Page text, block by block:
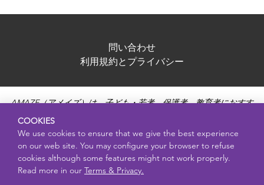
問い合わせ
利用規約とプライバシー
AMAZE（アメイズ）は、子ども・若者、保護者、教育者におすす
めできる、信頼性の高いリソースです。思春期、性の健康、健康
的な人間関係、妊娠と生殖、ネット上の安全性、性感染症などに
ついて、正確で・偏見のない・年齢に適した情報を提供し、疑問
に答えます。それぞれのトピックについて、AMAZEでは教育的で
親しみやすい動画や、より深く学ぶための資料も提供していま
す。
COOKIES
We use cookies to ensure that we give the best experience
on our web site. You may configure your browser to refuse
cookies although some features might not work properly.
Read more in our Terms & Privacy.